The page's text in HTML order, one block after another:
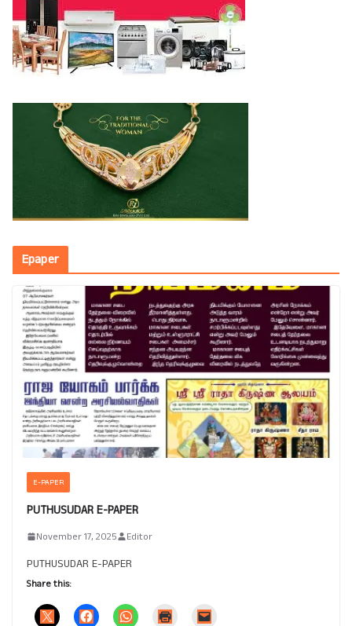
Epaper
E-PAPER
PUTHUSUDAR E-PAPER
November 17, 2025 Editor
PUTHUSUDAR E-PAPER
Share this: